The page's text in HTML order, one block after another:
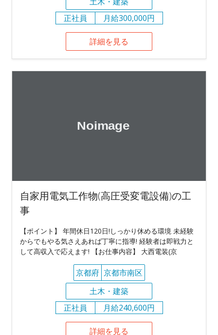
正社員
月給300,000円
詳細を見る
自家用電気工作物(高圧受変電設備)の工
事
【ポイント】 年間休日120日!しっかり休める環境 未経験
からでもやる気さえあれば丁寧に指導! 経験者は即戦力と
して高収入で応えます! 【お仕事内容】 大西電装(京
京都府 京都市南区
土木・建築
正社員
月給240,600円
詳細を見る